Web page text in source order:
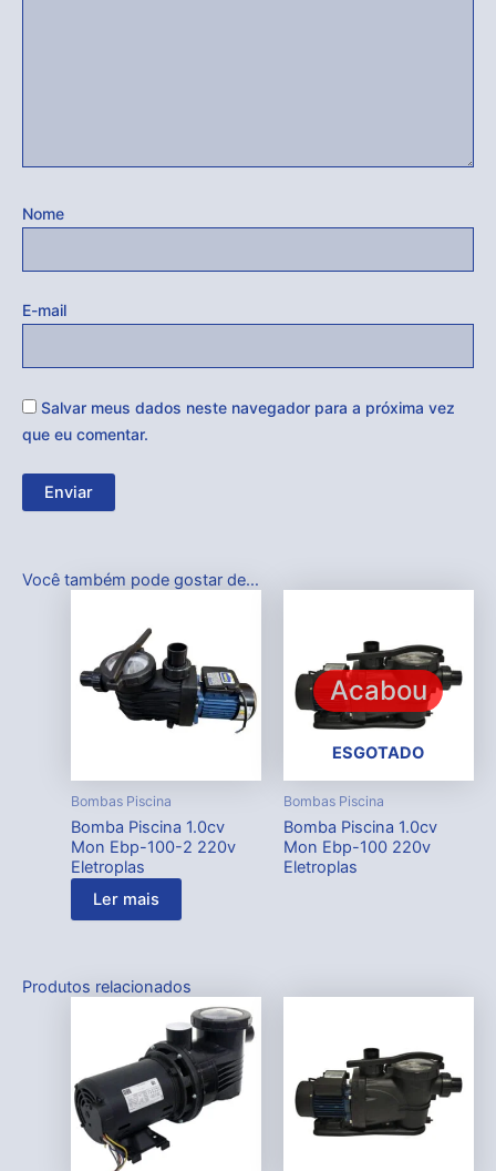
Nome
E-mail
Salvar meus dados neste navegador para a próxima vez
que eu comentar.
Você também pode gostar de…
Bombas Piscina
Bomba Piscina 1.0cv
Mon Ebp-100-2 220v
Eletroplas
Ler mais
Acabou
ESGOTADO
Bombas Piscina
Bomba Piscina 1.0cv
Mon Ebp-100 220v
Eletroplas
Produtos relacionados